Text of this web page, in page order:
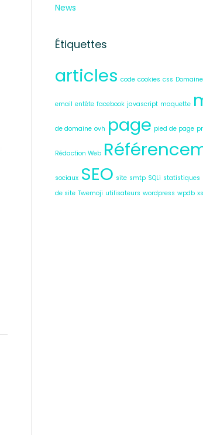
News
Étiquettes
articles code cookies css Domaine
email entête facebook javascript maquette
de domaine ovh page pied de page
Rédaction Web
sociaux SEO site smtp SQLi statistiques
de site Twemoji utilisateurs wordpress wpdb